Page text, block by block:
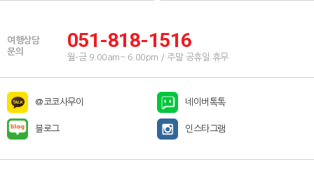
여행상담
문의
051-818-1516
월-금 9.00am~ 6.00pm / 주말 공휴일 휴무
@코코사무이
블로그
네이버톡톡
인스타그램